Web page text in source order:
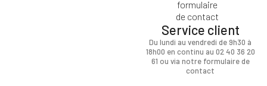
Service client
Du lundi au vendredi de 9h30 à
18h00 en continu au 02 40 36 20
61 ou via notre formulaire de
contact